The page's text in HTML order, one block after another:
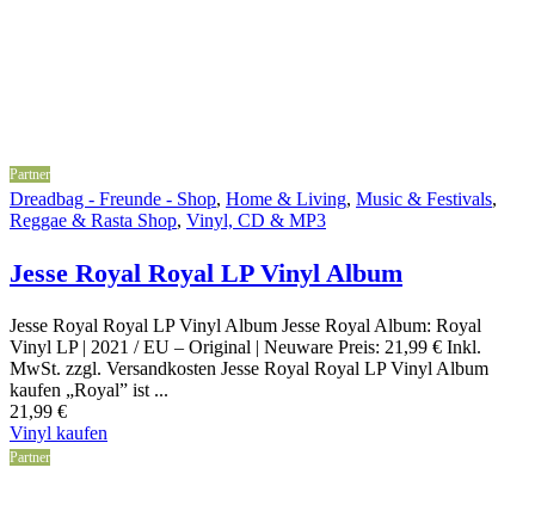
Partner
Dreadbag - Freunde - Shop, Home & Living, Music & Festivals,
Reggae & Rasta Shop, Vinyl, CD & MP3
Jesse Royal Royal LP Vinyl Album
Jesse Royal Royal LP Vinyl Album Jesse Royal Album: Royal
Vinyl LP | 2021 / EU – Original | Neuware Preis: 21,99 € Inkl.
MwSt. zzgl. Versandkosten Jesse Royal Royal LP Vinyl Album
kaufen „Royal” ist ...
21,99 €
Vinyl kaufen
Partner